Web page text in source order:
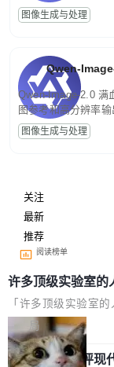
图像生成与处理
Qwen-
Qwen-Image-2.0 满
图参考和高分辨率输
图像生成与处理
关注
最新
推荐
阅读榜单
许多顶级实验室的
了
「许多顶级实验室
且他们认为 ICLR/
度宣传和欺诈。」
n 这条推文引发了广
局
xAI 前工程师评现